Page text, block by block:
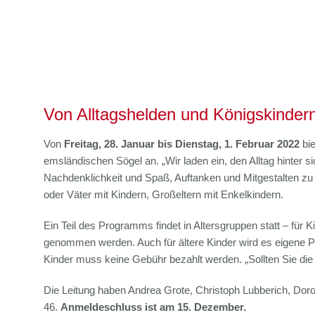
Von Alltagshelden und
Von Freitag, 28. Januar bis Dienstag, 1. Februar 2022
emsländischen Sögel an. „Wir laden ein, den Alltag hinter
Nachdenklichkeit und Spaß, Auftanken und Mitgestalten
oder Väter mit Kindern, Großeltern mit Enkelkindern.
Ein Teil des Programms findet in Altersgruppen statt – für
genommen werden. Auch für ältere Kinder wird es eigene
Kinder muss keine Gebühr bezahlt werden. „Sollten Sie
Die Leitung haben Andrea Grote, Christoph Lubberich,
46. Anmeldeschluss ist am 15. Dezember.